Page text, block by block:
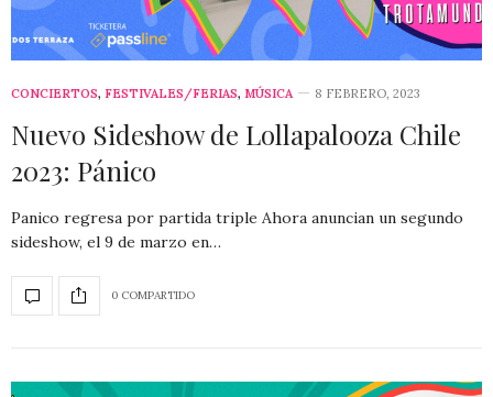
CONCIERTOS, FESTIVALES/FERIAS, MÚSICA 8 FEBRERO, 2023
Nuevo Sideshow de Lollapalooza Chile
2023: Pánico
Panico regresa por partida triple Ahora anuncian un segundo
sideshow, el 9 de marzo en…
0 COMPARTIDO